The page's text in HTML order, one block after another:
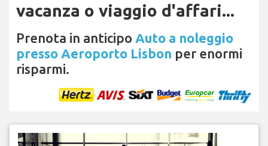
vacanza o viaggio d'affari...
Prenota in anticipo Auto a noleggio
presso Aeroporto Lisbon per enormi
risparmi.